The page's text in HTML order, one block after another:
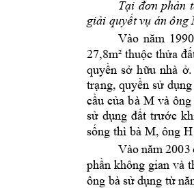
Tại đơn phản
giải quyết vụ án ông
Vào năm 1990
27,8m² thuộc thửa
quyền sở hữu nhà ở.
trạng, quyền sử
cầu của bà M và ông
sử dụng đất trước
sống thì bà M, ông H
Vào năm 2003
phần không gian và
ông bà sử dụng từ n